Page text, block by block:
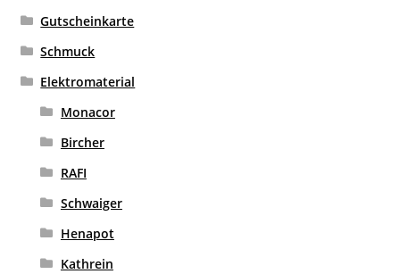
Gutscheinkarte
Schmuck
Elektromaterial
Monacor
Bircher
RAFI
Schwaiger
Henapot
Kathrein